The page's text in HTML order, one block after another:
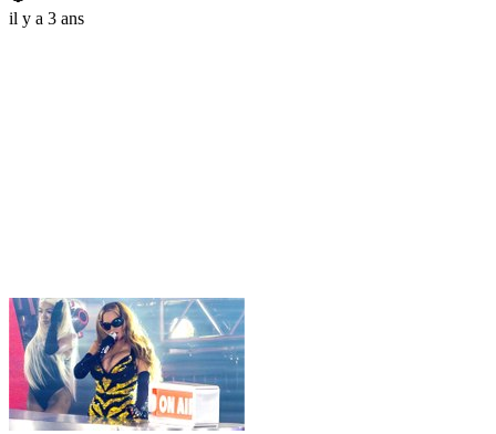
il y a 3 ans